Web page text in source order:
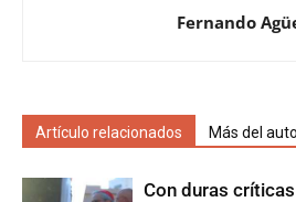
Fernando
Artículo relacionados Más del
Con duras